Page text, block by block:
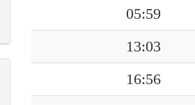
05:59
13:03
16:56